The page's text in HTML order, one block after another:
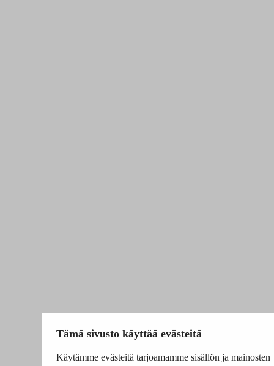
Tämä sivusto käyttää evästeitä
Käytämme evästeitä tarjoamamme sisällön ja mainosten